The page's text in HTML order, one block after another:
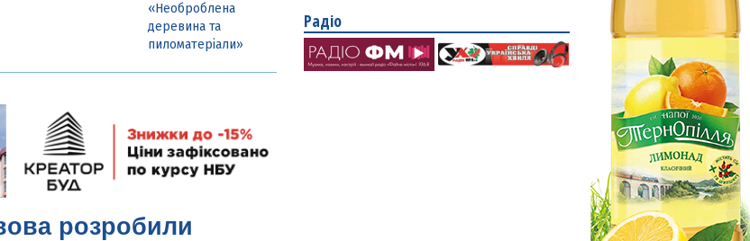
«Необроблена
деревина та
пиломатеріали»
розробили
Радіо